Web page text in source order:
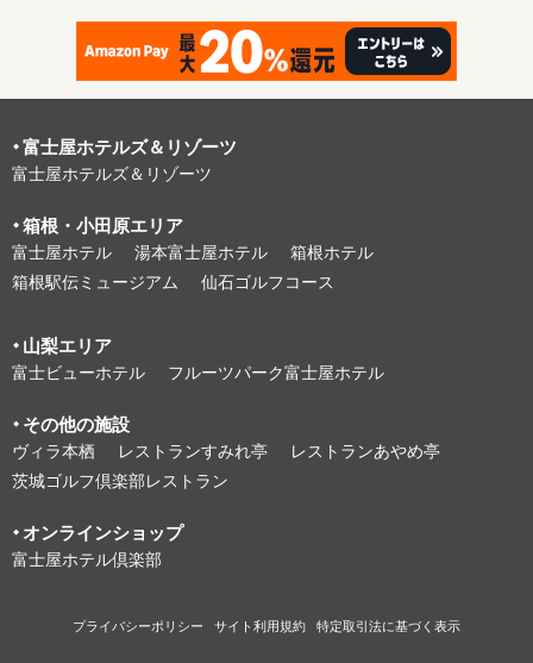
富⼠屋ホテルズ＆リゾーツ
富⼠屋ホテルズ＆リゾーツ
箱根・⼩⽥原エリア
富⼠屋ホテル 湯本富⼠屋ホテル
箱根ホテル
箱根駅伝ミュージアム
仙石ゴルフコース
⼭梨エリア
富⼠ビューホテル フルーツパーク富⼠屋ホテル
その他の施設
ヴィラ本栖 レストランすみれ亭
レストランあやめ亭
茨城ゴルフ倶楽部レストラン
オンラインショップ
富⼠屋ホテル倶楽部
プライバシーポリシー サイト利⽤規約 特定取引法に基づく表⽰